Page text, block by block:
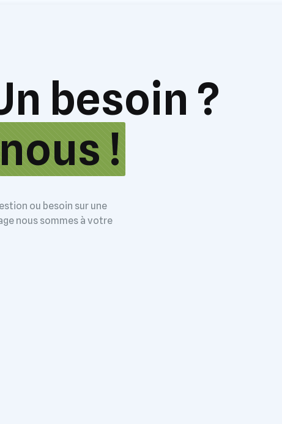
besoin ?
!
ou besoin sur une
nous sommes à votre